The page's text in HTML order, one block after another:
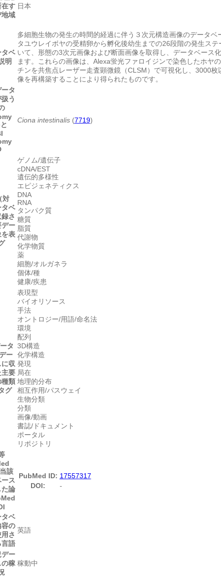
す
域
日本
ベ
明
多細胞生物の発生の時間的経過に伴う３次元構造画像のデータベ
タユウレイボヤの受精卵から孵化後幼生までの26段階の発生ステ
いて、形態の3次元画像および断面画像を取得し、データベース
ます。これらの画像は、Alexa蛍光ファロイジンで染色したホヤ
チンを共焦点レーザー走査顕微鏡（CLSM）で可視化し、3000枚
像を再構築することにより得られたものです。
タ
う
Ciona intestinalis(7719)
対
ベ
さ
ー
表
ゲノム/遺伝子
cDNA/EST
遺伝的多様性
エピジェネティクス
DNA
RNA
タンパク質
糖質
脂質
代謝物
化学物質
薬
細胞/オルガネラ
個体/種
健康/疾患
タ
ー
収
要
類
グ
表現型
バイオリソース
手法
オントロジー/用語/命名法
環境
配列
3D構造
化学構造
発現
局在
地理的分布
相互作用/パスウェイ
生物分類
分類
画像/動画
書誌/ドキュメント
ポータル
リポジトリ
該
ス
論
PubMed ID: 17557317
DOI:
-
ベ
の
さ
語
英語
デー
稼 稼動中